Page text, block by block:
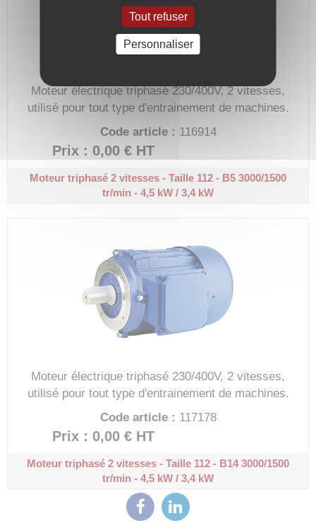
Moteur électrique triphasé 230/400V, 2 vitesses,
utilisé pour tout type d'entrainement de machines.
Code article : 116914
Prix : 0,00 € HT
Moteur triphasé 2 vitesses - Taille 112 - B5 3000/1500
tr/min - 4,5 kW / 3,4 kW
Moteur électrique triphasé 230/400V, 2 vitesses,
utilisé pour tout type d'entrainement de machines.
Code article : 117178
Prix : 0,00 € HT
Moteur triphasé 2 vitesses - Taille 112 - B143000/1500
tr/min - 4,5 kW / 3,4 kW
Tout refuser
Personnaliser